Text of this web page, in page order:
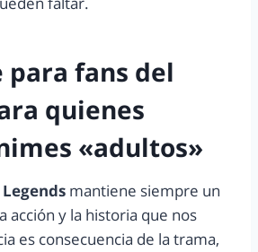
para fans del
quienes
«adultos»
mantiene siempre un
acción y la historia que nos
es consecuencia de la trama,